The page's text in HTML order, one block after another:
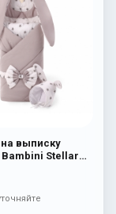
выписку
Stellar